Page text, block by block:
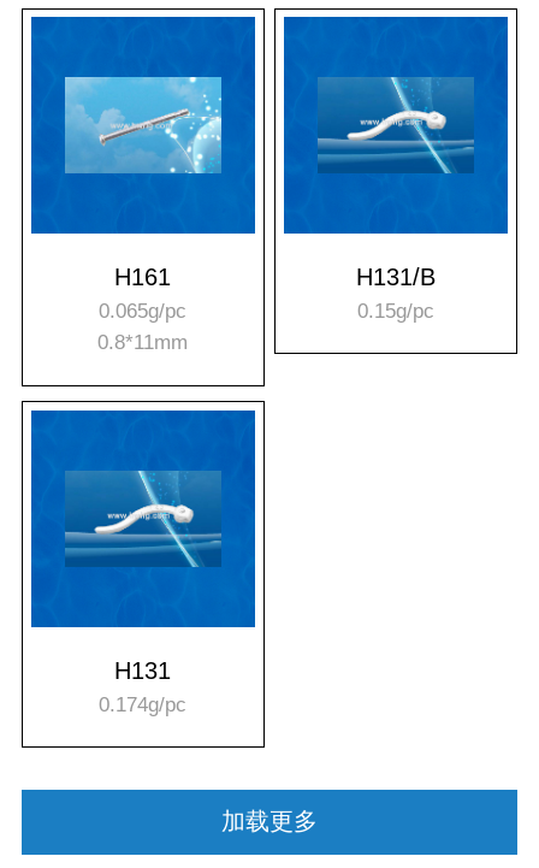
H161
0.065g/pc
0.8*11mm
H131/B
0.15g/pc
H131
0.174g/pc
加载更多